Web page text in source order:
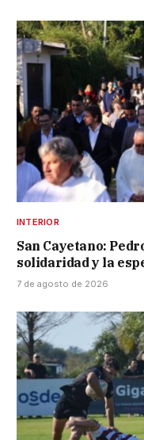
INTERIOR
San Cayetano:
solidaridad y la
7 de agosto de 2026